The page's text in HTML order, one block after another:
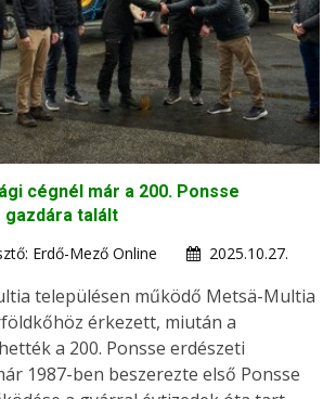
cégnél már a 200. Ponsse
talált
Erdő-Mező Online
2025.10.27.
településen működő Metsä-Multia
érkezett, miután a
a 200. Ponsse erdészeti
1987-ben beszerezte első Ponsse